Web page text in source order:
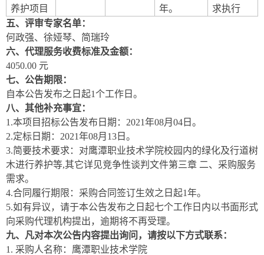
养护项目
年。
求执行
五、评审专家名单：
何政强、徐娅琴、 简瑞玲
六、代理服务收费标准及金额：
4050.00 元
七、公告期限：
自本公告发布之日起1个工作日。
八、其他补充事宜：
1.本项目招标公告发布日期：2021年08月 04 日。
2.定标日期：2021年08月 13 日。
3.简要技术要求： 对鹰潭职业技术学院校园内的绿化及行道树
木进行养护等,其它详见竞争性谈判 文件第三章 二、采购服务
需求。
4.合同履行期限： 采购合同签订生效之日起1年。
5.如有异议，请于本公告发布之日起七个工作日内以书面形式
向采购代理机构提出，逾期将不再受理。
九、凡对本次公告内容提出询问，请按以下方式联系：
1. 采购人名称：鹰潭职业技术学院